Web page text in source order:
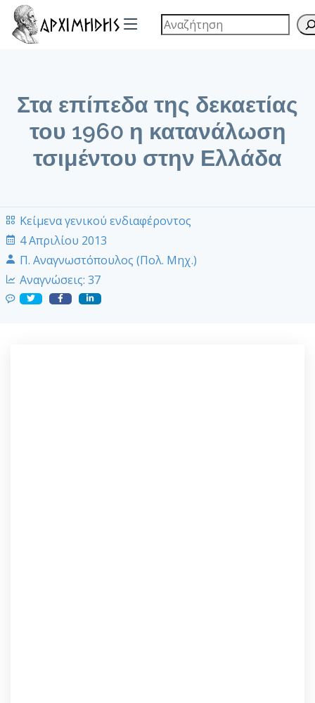
Στα επίπεδα της δεκαετίας
του 1960 η κατανάλωση
τσιμέντου στην Ελλάδα
Κείμενα γενικού ενδιαφέροντος
4 Απριλίου 2013
Π. Αναγνωστόπουλος (Πολ. Μηχ.)
Αναγνώσεις: 37